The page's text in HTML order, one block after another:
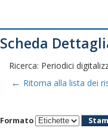
Scheda
Ricerca: Periodici
← Ritorna alla lista dei
Formato